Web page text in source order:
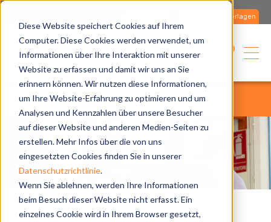
Diese Website speichert Cookies auf Ihrem
Computer. Diese Cookies werden verwendet, um
Informationen über Ihre Interaktion mit unserer
Website zu erfassen und damit wir uns an Sie
erinnern können. Wir nutzen diese Informationen,
um Ihre Website-Erfahrung zu optimieren und um
Analysen und Kennzahlen über unsere Besucher
auf dieser Website und anderen Medien-Seiten zu
erstellen. Mehr Infos über die von uns
eingesetzten Cookies finden Sie in unserer
Datenschutzrichtlinie.
Wenn Sie ablehnen, werden Ihre Informationen
beim Besuch dieser Website nicht erfasst. Ein
einzelnes Cookie wird in Ihrem Browser gesetzt,
Produktunterlagen
Deutsch
produktion